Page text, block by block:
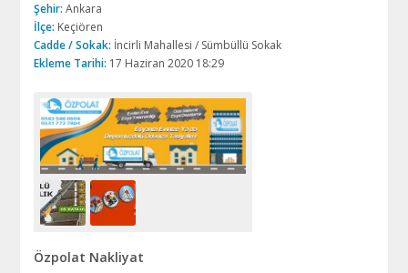
Şehir: Ankara
İlçe: Keçiören
Cadde / Sokak: İncirli Mahallesi / Sümbüllü Sokak
Ekleme Tarihi: 17 Haziran 2020 18:29
Özpolat Nakliyat